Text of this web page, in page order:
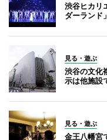
渋谷ヒカリ
ダーランド
見る・遊ぶ
渋谷の文化
示は他施設
見る・遊ぶ
金王八幡宮